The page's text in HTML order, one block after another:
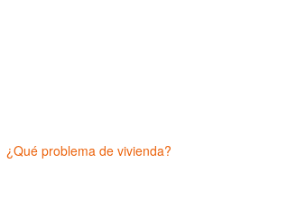
¿Qué problema de vivienda?